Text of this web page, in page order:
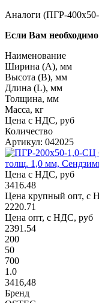
Аналоги (ПГР-
Если Вам
Наименование
Ширина (А), мм
Высота (В), мм
Длина (L), мм
Толщина, мм
Масса, кг
Цена с НДС, руб
Количество
Артикул: 042025
толщ. 1,0 мм,
Цена с НДС, руб
3416.48
Цена крупный опт, с
2220.71
Цена опт, с НДС, руб
2391.54
200
50
700
1.0
3416,48
Бренд